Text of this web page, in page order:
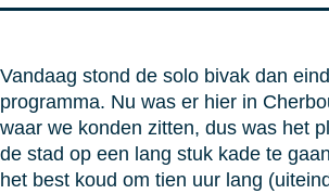
Vandaag stond de solo bivak dan
programma. Nu was er hier in
waar we konden zitten, dus was het
de stad op een lang stuk kade te
het best koud om tien uur lang